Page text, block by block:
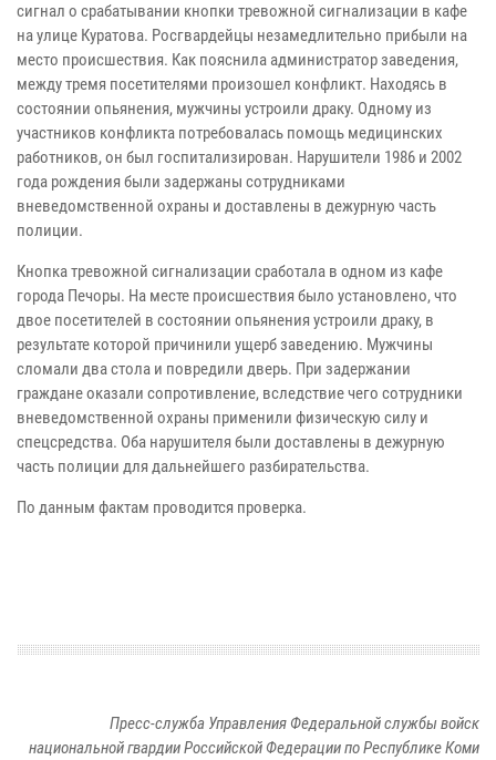
сигнал о срабатывании кнопки тревожной сигнализации в кафе
на улице Куратова. Росгвардейцы незамедлительно прибыли на
место происшествия. Как пояснила администратор заведения,
между тремя посетителями произошел конфликт. Находясь в
состоянии опьянения, мужчины устроили драку. Одному из
участников конфликта потребовалась помощь медицинских
работников, он был госпитализирован. Нарушители 1986 и 2002
года рождения были задержаны сотрудниками
вневедомственной охраны и доставлены в дежурную часть
полиции.
Кнопка тревожной сигнализации сработала в одном из кафе
города Печоры. На месте происшествия было установлено, что
двое посетителей в состоянии опьянения устроили драку, в
результате которой причинили ущерб заведению. Мужчины
сломали два стола и повредили дверь. При задержании
граждане оказали сопротивление, вследствие чего сотрудники
вневедомственной охраны применили физическую силу и
спецсредства. Оба нарушителя были доставлены в дежурную
часть полиции для дальнейшего разбирательства.
По данным фактам проводится проверка.
Пресс-служба Управления Федеральной службы войск
национальной гвардии Российской Федерации по Республике Коми